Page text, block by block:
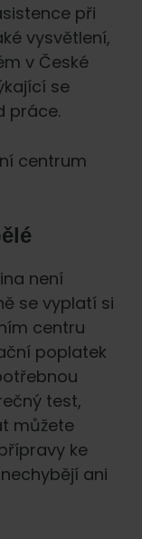
při
vysvětlení,
v České
se
práce.
centrum
není
se vyplatí si
centru
poplatek
test,
můžete
ke
ani